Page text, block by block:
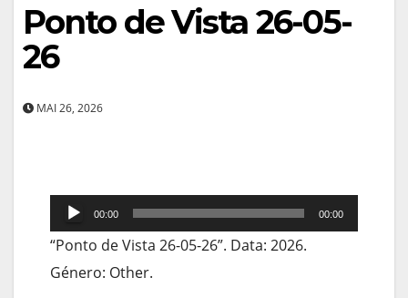
Ponto de Vista 26-05-
26
MAI 26, 2026
Reprodutor
de
áudio
00:00 00:00
“Ponto de Vista 26-05-26”. Data: 2026.
Género: Other.